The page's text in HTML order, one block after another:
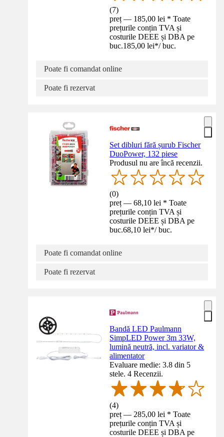
(7)
preț — 185,00 lei * Toate
prețurile conțin TVA și
costurile DEEE și DBA pe
buc.185,00 lei*/ buc.
Poate fi comandat online
Poate fi rezervat
Set dibluri fără șurub Fischer
DuoPower, 132 piese
Produsul nu are încă recenzii.
(0)
preț — 68,10 lei * Toate
prețurile conțin TVA și
costurile DEEE și DBA pe
buc.68,10 lei*/ buc.
Poate fi comandat online
Poate fi rezervat
Bandă LED Paulmann
SimpLED Power 3m 33W,
lumină neutră, incl. variator &
alimentator
Evaluare medie: 3.8 din 5
stele. 4 Recenzii.
(4)
preț — 285,00 lei * Toate
prețurile conțin TVA și
costurile DEEE și DBA pe